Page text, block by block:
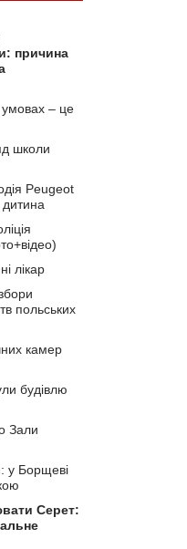
причина
– це
школи
Peugeot
дитина
лікар
польських
камер
будівлю
Зали
у Борщеві
Серет: